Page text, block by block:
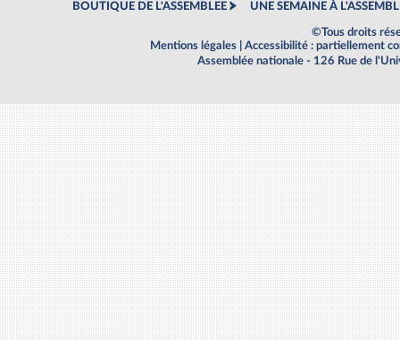
BOUTIQUE DE L'ASSEMBLEE UNE SEMAINE À
©Tous droits
Mentions légales
Accessibilité : partiellement
Assemblée nationale - 126 Rue de